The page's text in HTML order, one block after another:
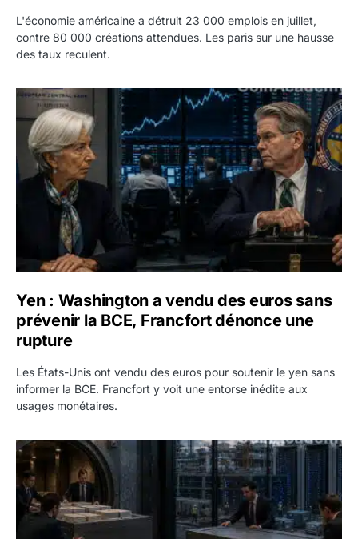
L'économie américaine a détruit 23 000 emplois en juillet,
contre 80 000 créations attendues. Les paris sur une hausse
des taux reculent.
Yen : Washington a vendu des euros sans prévenir la
Yen : Washington a vendu des euros sans
prévenir la BCE, Francfort dénonce une
rupture
Les États-Unis ont vendu des euros pour soutenir le yen sans
informer la BCE. Francfort y voit une entorse inédite aux
usages monétaires.
Jane Street négocie le transfert de 11 milliards de